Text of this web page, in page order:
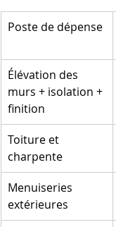
Poste de dépense
Élévation des
murs + isolation +
finition
Toiture et
charpente
Menuiseries
extérieures